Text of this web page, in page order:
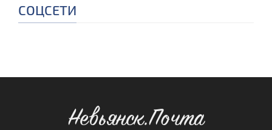
СОЦСЕТИ
Невьянск.Почта